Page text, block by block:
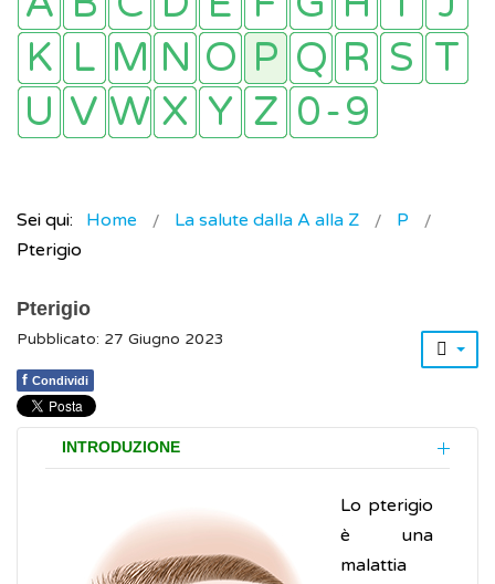
Sei qui: Home La salute dalla A alla Z
P
Pterigio
Pterigio
Pubblicato: 27 Giugno 2023
f Condividi
INTRODUZIONE
Lo pterigio
è una
malattia